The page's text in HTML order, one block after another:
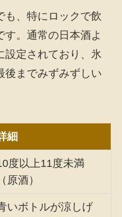
も、特にロックで飲
す。通常の日本酒よ
設定されており、氷
後までみずみずしい
細
度以上11度未満
（原酒）
いボトルが涼しげ